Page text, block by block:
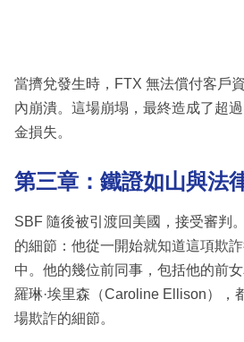
當擠兌發生時，FTX 無法償付客戶
內崩潰。這場崩塌，最終造成了超過
金損失。
第三章：鐵證如山與法
SBF 隨後被引渡回美國，接受審判
的細節：他從一開始就知道這項欺
中。他的幾位前同事，包括他的前
羅琳·埃里森（Caroline Ellison），
場欺詐的細節。